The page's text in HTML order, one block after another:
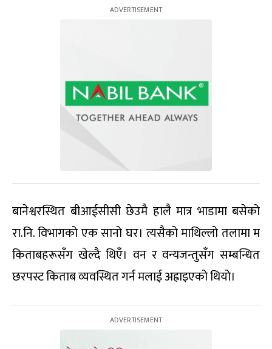
बानेश्वरस्थित बीआईसीसी छेउमै हालै मात्र भाडामा बसेको
रा.नि. विभागको एक सानो घर। त्यसैको माथिल्लो तलामा म
किताबहरूसँग खेल्दै थिएँ। वन र वन्यजन्तुसँग सम्बन्धित
छरपस्ट किताब व्यवस्थित गर्न मलाई अह्राइएको थियो।